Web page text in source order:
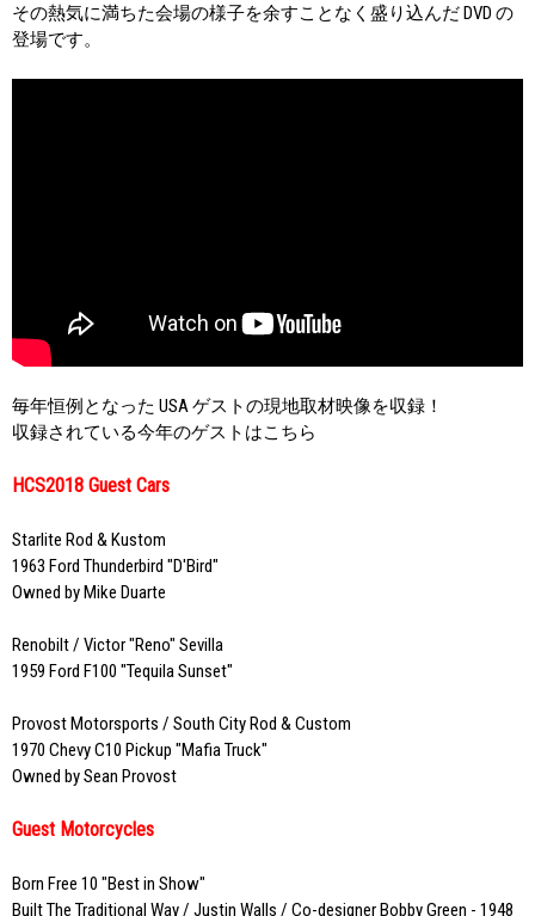
その熱気に満ちた会場の様子を余すことなく盛り込んだ DVD の
登場です。
毎年恒例となった USA ゲストの現地取材映像を収録！
収録されている今年のゲストはこちら
HCS2018 Guest Cars
Starlite Rod & Kustom
1963 Ford Thunderbird "D'Bird"
Owned by Mike Duarte
Renobilt / Victor "Reno" Sevilla
1959 Ford F100 "Tequila Sunset"
Provost Motorsports / South City Rod & Custom
1970 Chevy C10 Pickup "Mafia Truck"
Owned by Sean Provost
Guest Motorcycles
Born Free 10 "Best in Show"
Built The Traditional Way / Justin Walls / Co-designer Bobby Green - 1948